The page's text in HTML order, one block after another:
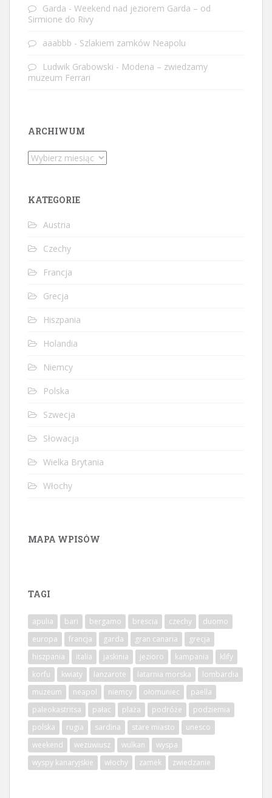
Garda - Weekend nad jeziorem Garda – od
Sirmione do Rivy
aaabbb - Szlakiem zamków Neapolu
Ludwik Grabowski - Modena – zwiedzamy
muzeum Ferrari
ARCHIWUM
Archiwum
KATEGORIE
Austria
Czechy
Francja
Grecja
Hiszpania
Holandia
Niemcy
Polska
Szwecja
Słowacja
Wielka Brytania
Włochy
MAPA WPISÓW
TAGI
apulia bari bergamo brescia czechy
duomo
europa
francja garda gran canaria
grecja
hiszpania
italia jaskinia jezioro kampania
klify
korfu
kwiaty lanzarote latarnia morska
lombardia
muzeum
neapol niemcy ołomuniec
paella
paleokastritsa
pałac plaża podróże
podziemia
polska
rugia sardina stare miasto
unesco
weekend
wezuwiusz wulkan
wyspa
wyspy kanaryjskie
włochy zamek zwiedzanie